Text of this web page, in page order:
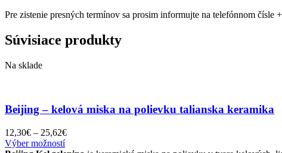
Pre zistenie presných termínov sa prosim informujte na telefónnom čísle
Súvisiace produkty
Na sklade
Beijing – kelová miska na polievku talianska keramika
12,30€ – 25,62€Price
Výber možnostíTento